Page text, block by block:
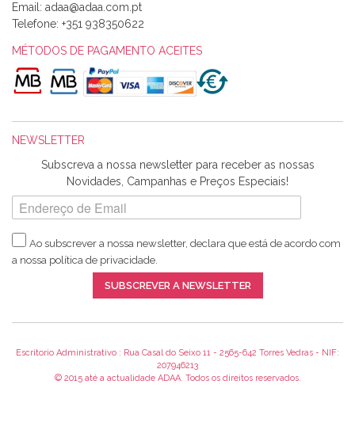
Alexandra Morais
Olá boa Noite. Os meus tecidos chegaram hoje. Muito
obrigada pelo miminho que dá um jeitaço pras minhas linhas
de bordar e não sei o que pões nos tecidos, mas que cheiram
maravilhosamente ... cheiram! :) Muito Obrigada.
Harita a minha encomenda já chegou. :) Muito obrigada pela
rapidez no envio, pela qualidade dos materiais que me
enviaste e pela simpatia de sempre. :)
Catarina Amaro
5 estrelas. Gosto muito do serviço. A Harita Chotalal é muito
Recomendo.
Email:
Telefone: +351 938350622
MÉTODOS DE PAGAMENTO ACEITES
NEWSLETTER
Subscreva a nossa newsletter para receber as nossas
Novidades, Campanhas e Preços Especiais!
Ao subscrever a nossa newsletter, declara que está de acordo com
a nossa política de privacidade.
SUBSCREVER A NEWSLETTER
Escritorio Administrativo : Rua Casal do Seixo 11 - 2565-642 Torres Vedras - NIF:
207946213
© 2015 até a actualidade ADAA. Todos os direitos reservados.